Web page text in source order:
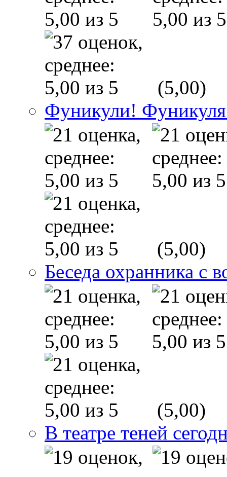
(5,00)
Фуникули!
(5,00)
Беседа охранника с
(5,00)
В театре теней